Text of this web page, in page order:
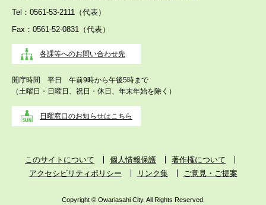
Tel：0561-53-2111（代表）
Fax：0561-52-0831（代表）
各課等へのお問い合わせ先
開庁時間 平日 午前9時から午後5時まで
（土曜日・日曜日、祝日・休日、年末年始を除く）
日曜窓口のお知らせはこちら
このサイトについて 個人情報保護
著作権について
アクセシビリティポリシー
リンク集 ご意見・ご提案
Copyright © Owariasahi City. All Rights Reserved.